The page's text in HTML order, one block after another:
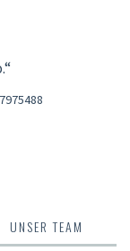
UNSER TEAM